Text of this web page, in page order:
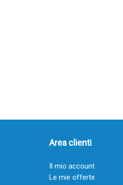
Area clienti
Il mio account
Le mie offerte